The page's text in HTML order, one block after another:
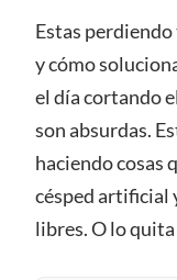
Estas
y cómo
el día cortando
son absurdas.
haciendo cosas
césped artificial
libres. O lo